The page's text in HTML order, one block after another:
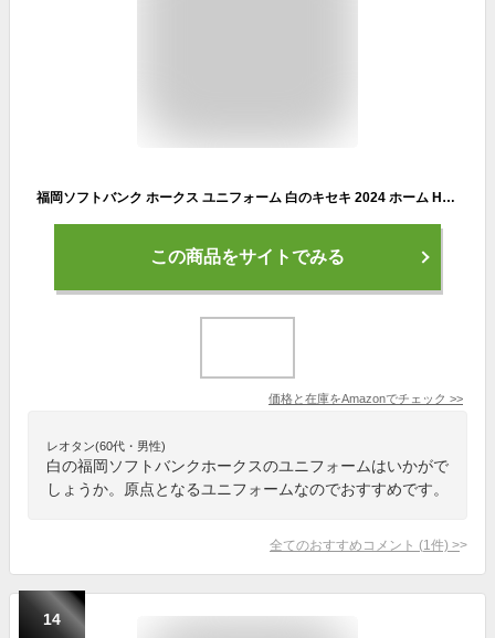
福岡ソフトバンク ホークス ユニフォーム 白のキセキ 2024 ホーム HAWKS ユニホーム Majestic (L)
この商品をサイトでみる
価格と在庫をAmazonでチェック >>
レオタン(60代・男性)
白の福岡ソフトバンクホークスのユニフォームはいかがで
しょうか。原点となるユニフォームなのでおすすめです。
全てのおすすめコメント (1 件) >
14